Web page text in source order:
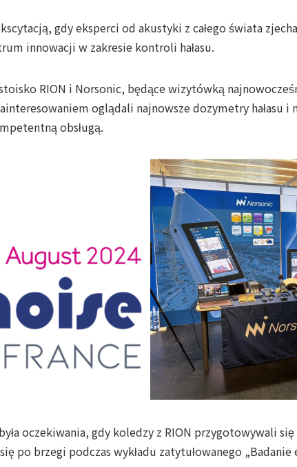
gdy eksperci od akustyki z całego świata
innowacji w zakresie kontroli hałasu.
RION i Norsonic, będące wizytówką
oglądali najnowsze dozymetry hałasu
obsługą.
oczekiwania, gdy koledzy z RION przygotowywali
się po brzegi podczas wykładu zatytułowanego